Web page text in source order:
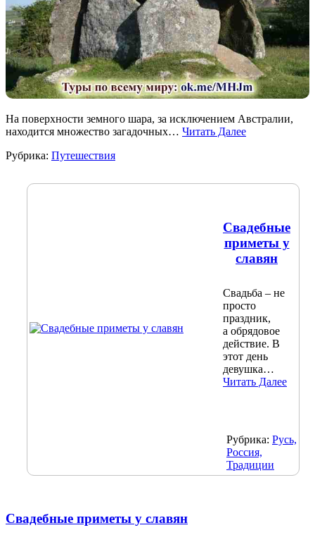
На поверхности земного шара, за исключением Австралии,
находится множество загадочных… Читать Далее
Рубрика: Путешествия
Свадебные
приметы у
славян
Свадьба – не
просто
праздник,
а обрядовое
действие. В
этот день
девушка…
Читать Далее
Рубрика: Русь,
Россия,
Традиции
Свадебные приметы у славян